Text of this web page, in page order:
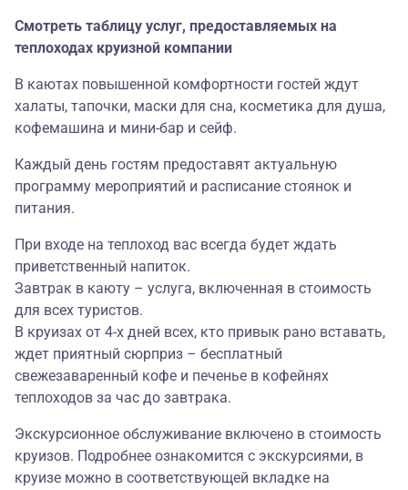
Смотреть таблицу услуг, предоставляемых на
теплоходах круизной компании
В каютах повышенной комфортности гостей ждут
халаты, тапочки, маски для сна, косметика для душа,
кофемашина и мини-бар и сейф.
Каждый день гостям предоставят актуальную
программу мероприятий и расписание стоянок и
питания.
При входе на теплоход вас всегда будет ждать
приветственный напиток.
Завтрак в каюту – услуга, включенная в стоимость
для всех туристов.
В круизах от 4-х дней всех, кто привык рано вставать,
ждет приятный сюрприз – бесплатный
свежезаваренный кофе и печенье в кофейнях
теплоходов за час до завтрака.
Экскурсионное обслуживание включено в стоимость
круизов. Подробнее ознакомится с экскурсиями, в
круизе можно в соответствующей вкладке на